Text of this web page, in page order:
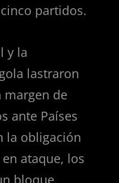
partidos.
y la
lastraron
margen de
ante Países
la obligación
ataque, los
bloque